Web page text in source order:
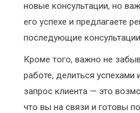
новые консультации, но
его успехе и предлагаете
последующие
Кроме того, важно не
работе, делиться
запрос клиента — это
что вы на связи и готовы